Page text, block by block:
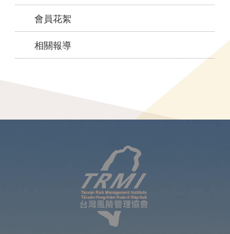
會員花絮
相關報導